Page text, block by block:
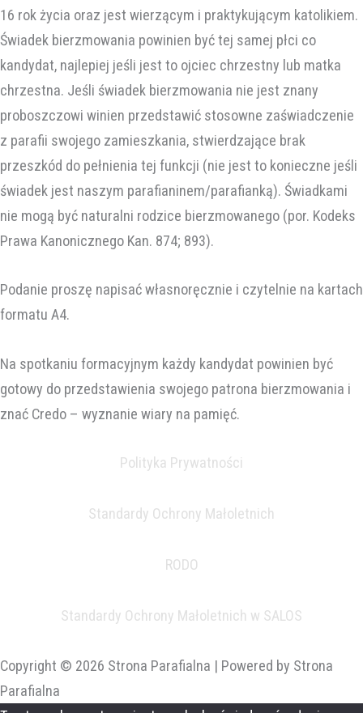
16 rok życia oraz jest wierzącym i praktykującym katolikiem.
Świadek bierzmowania powinien być tej samej płci co
kandydat, najlepiej jeśli jest to ojciec chrzestny lub matka
chrzestna. Jeśli świadek bierzmowania nie jest znany
proboszczowi winien przedstawić stosowne zaświadczenie
z parafii swojego zamieszkania, stwierdzające brak
przeszkód do pełnienia tej funkcji (nie jest to konieczne jeśli
świadek jest naszym parafianinem/parafianką). Świadkami
nie mogą być naturalni rodzice bierzmowanego (por. Kodeks
Prawa Kanonicznego Kan. 874; 893).
Podanie proszę napisać własnoręcznie i czytelnie na kartach
formatu A4.
Na spotkaniu formacyjnym każdy kandydat powinien być
gotowy do przedstawienia swojego patrona bierzmowania i
znać Credo – wyznanie wiary na pamięć.
Polityka Prywatności
Standardy Ochrony Małoletnich
RODO
Standardy Ochrony Małoletnich w SALOS
Copyright © 2026 Strona Parafialna | Powered by Strona
Parafialna